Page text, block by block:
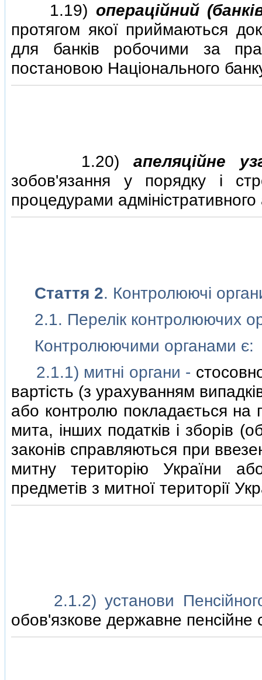
1.19) операцiйний
протягом якої приймаються
для банкiв робочими за
постановою Нацiонального
1.20) апеляцiйне
зобов'язання у порядку i
процедурами
Стаття 2. Контролюючi
2.1. Перелiк контролюючих
Контролюючими органами є:
2.1.1) митнi органи -
вартiсть (з урахуванням
або контролю покладається на
мита, iнших податкiв i зборiв
законiв справляються при
митну територiю України
предметiв з митної територiї
2.1.2) установи
обов'язкове державне пенсiйне